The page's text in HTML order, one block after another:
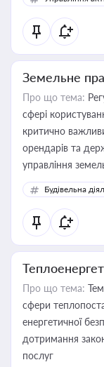
Земельне
Про що тема:
сфері
критично
орендарів та
управління
Будівельна
Про що тема:
сфери
енергетичної
дотримання
послуг